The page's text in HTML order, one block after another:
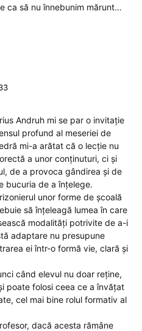
ca să nu înnebunim mărunt…
Andruh mi se par o invitație
profund al meseriei de
mi-a arătat că o lecție nu
a unor conținuturi, ci și
de a provoca gândirea și de
bucuria de a înțelege.
unor forme de școală
să înțeleagă lumea în care
modalități potrivite de a-i
adaptare nu presupune
ei într-o formă vie, clară și
când elevul nu doar reține,
poate folosi ceea ce a învățat
cel mai bine rolul formativ al
dacă acesta rămâne